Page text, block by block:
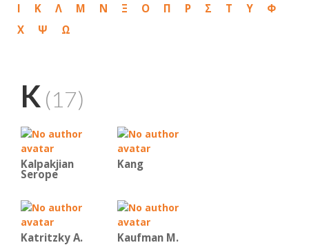
Ι
Κ Λ Μ Ν Ξ Ο Π Ρ Σ Τ Υ
Φ
Χ
Ψ Ω
K (17)
Kalpakjian
Serope
Kang
Katritzky A. Kaufman Μ.